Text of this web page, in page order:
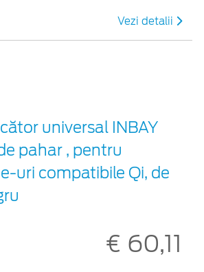
Vezi detalii
universal INBAY
pahar , pentru
uri compatibile Qi, de
€ 60,11